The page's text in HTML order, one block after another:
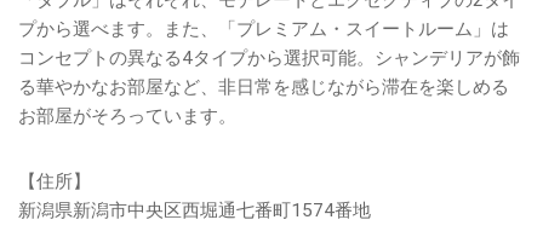
プから選べます。また、「プレミアム・スイートルーム」は
コンセプトの異なる4タイプから選択可能。シャンデリアが飾
る華やかなお部屋など、非日常を感じながら滞在を楽しめる
お部屋がそろっています。
【住所】
新潟県新潟市中央区西堀通七番町1574番地